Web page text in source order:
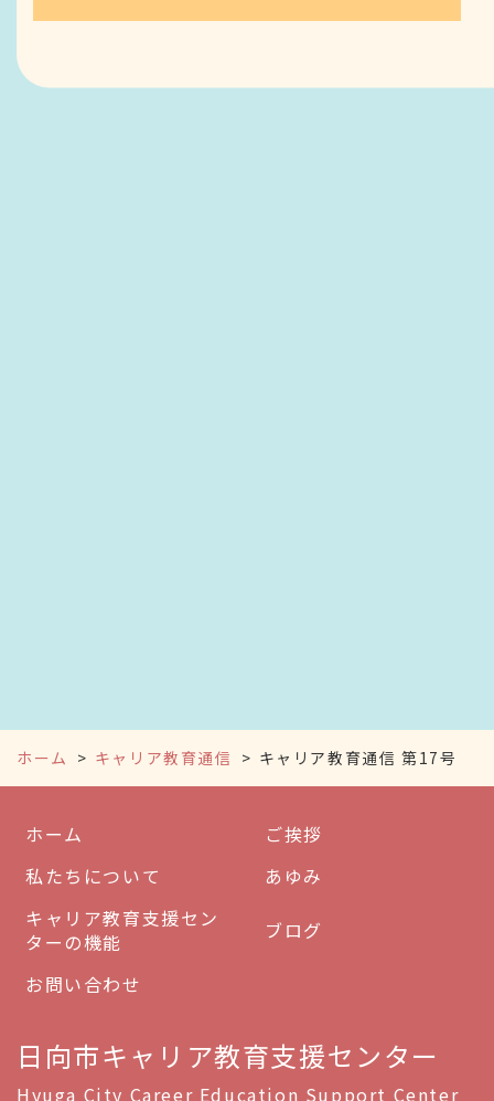
ホーム キャリア教育通信 キャリア教育通信 第17号
ホーム
ご挨拶
私たちについて
あゆみ
キャリア教育支援セン
ターの機能
ブログ
お問い合わせ
日向市キャリア教育支援センター
Hyuga City Career Education Support Center